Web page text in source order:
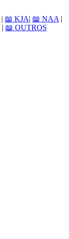
| 📖 KJA| 📖 NAA |
| 📖 OUTROS